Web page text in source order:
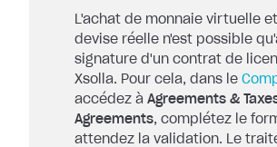
L'achat de monnaie virtuelle
devise réelle n'est possible
signature d'un contrat de
Xsolla. Pour cela, dans le
accédez à Agreements &
Agreements, complétez le
attendez la validation. Le